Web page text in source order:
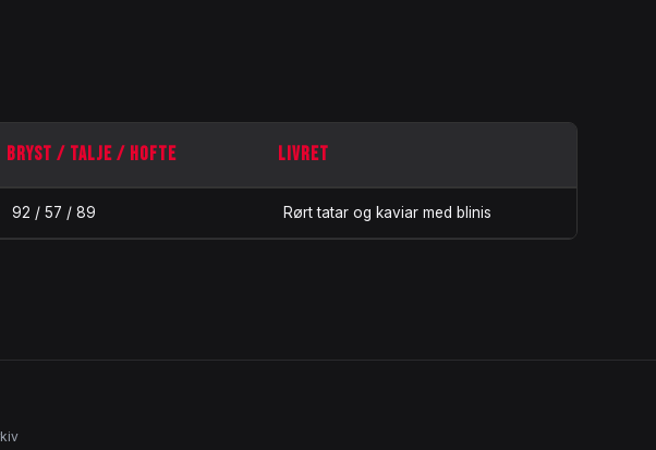
BRYST / TALJE / HOFTE LIVRET
92 / 57 / 89 Rørt tatar og kaviar med blinis